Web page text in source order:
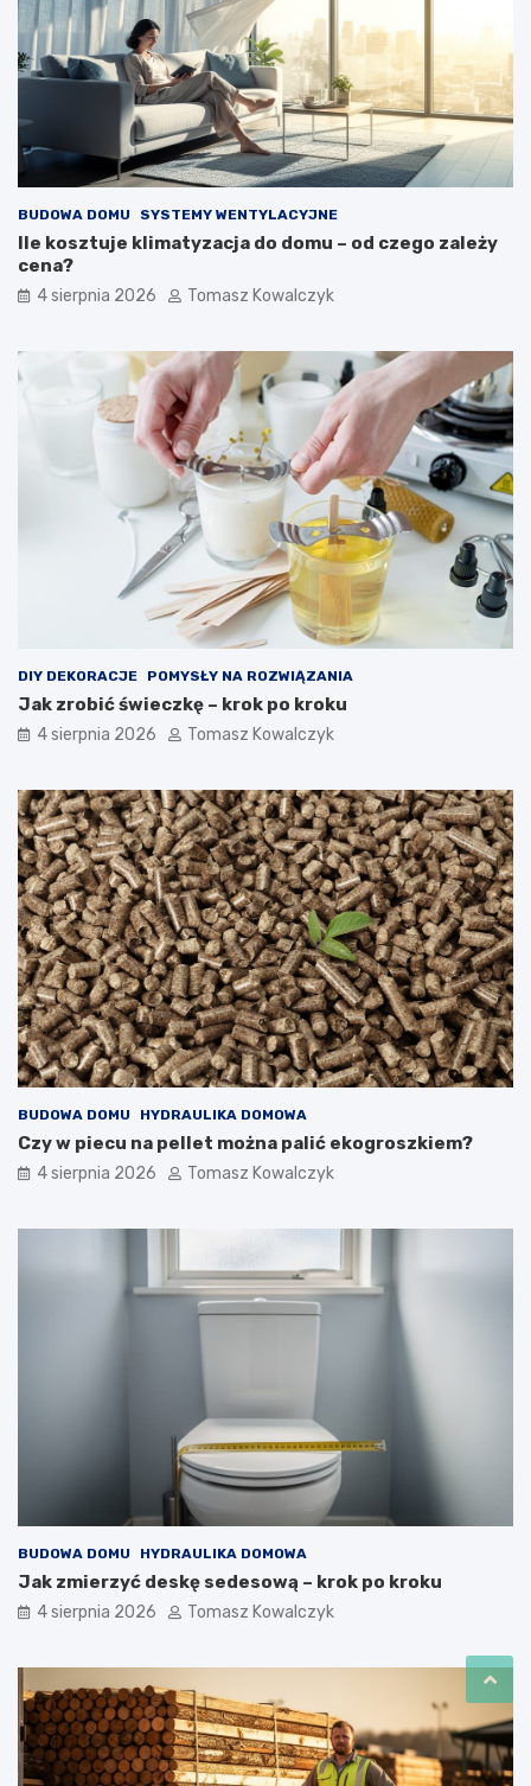
BUDOWA DOMU SYSTEMY WENTYLACYJNE
Ile kosztuje klimatyzacja do domu – od czego zależy
cena?
4 sierpnia 2026 Tomasz Kowalczyk
DIY DEKORACJE POMYSŁY NA ROZWIĄZANIA
Jak zrobić świeczkę – krok po kroku
4 sierpnia 2026 Tomasz Kowalczyk
BUDOWA DOMU HYDRAULIKA DOMOWA
Czy w piecu na pellet można palić ekogroszkiem?
4 sierpnia 2026 Tomasz Kowalczyk
BUDOWA DOMU HYDRAULIKA DOMOWA
Jak zmierzyć deskę sedesową – krok po kroku
4 sierpnia 2026 Tomasz Kowalczyk